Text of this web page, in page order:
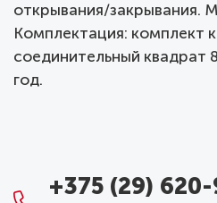
открывания/закрывания.
Комплектация: комплект
соединительный квадрат
год.
+375 (29)